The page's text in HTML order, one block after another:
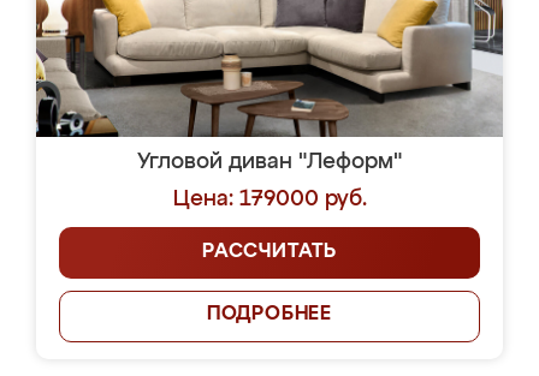
Угловой диван "Леформ"
Цена: 179000 руб.
РАССЧИТАТЬ
ПОДРОБНЕЕ